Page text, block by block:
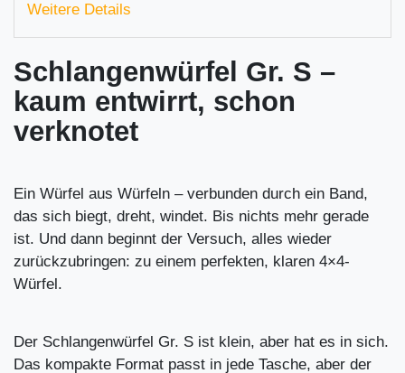
Weitere Details
Schlangenwürfel Gr. S –
kaum entwirrt, schon
verknotet
Ein Würfel aus Würfeln – verbunden durch ein Band,
das sich biegt, dreht, windet. Bis nichts mehr gerade
ist. Und dann beginnt der Versuch, alles wieder
zurückzubringen: zu einem perfekten, klaren 4×4-
Würfel.
Der Schlangenwürfel Gr. S ist klein, aber hat es in sich.
Das kompakte Format passt in jede Tasche, aber der